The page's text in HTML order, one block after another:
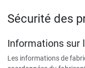
Sécurité des
Informations sur
Les informations de